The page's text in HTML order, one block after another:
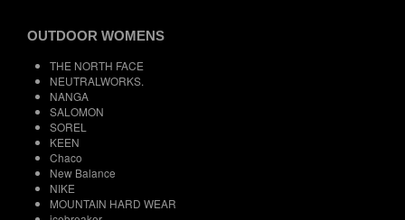
OUTDOOR WOMENS
THE NORTH FACE
NEUTRALWORKS.
NANGA
SALOMON
SOREL
KEEN
Chaco
New Balance
NIKE
MOUNTAIN HARD WEAR